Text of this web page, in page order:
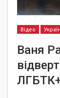
Відео
Ваня